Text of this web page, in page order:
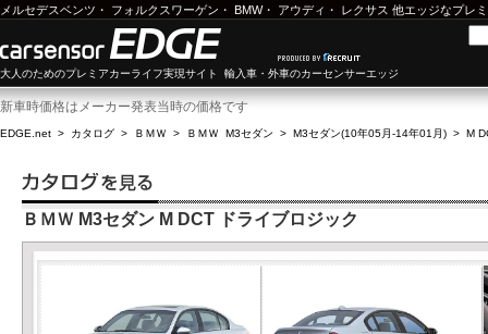
メルセデスベンツ ・ フォルクスワーゲン ・ BMW・ アウディ ・ レクサス 他エッジなプレ
大人のためのプレミアカーライフ実現サイト 輸入車・外車のカーセンサーエッジ
新車時価格はメーカー発表当時の価格です
EDGE.net > カタログ > ＢＭＷ > ＢＭＷ M3セダン > M3セダン(10年05月-14年01月) > M
ＢＭＷ M3セダン M DCT ドライブロジック